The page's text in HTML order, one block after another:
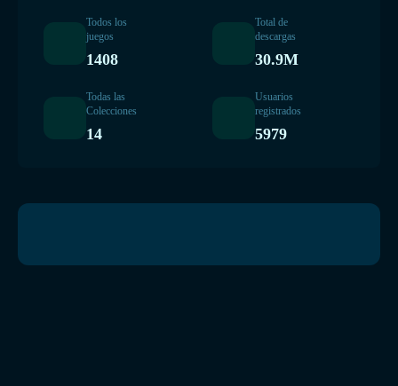
Todos los
juegos
1408
Total de
descargas
30.9M
Todas las
Colecciones
14
Usuarios
registrados
5979